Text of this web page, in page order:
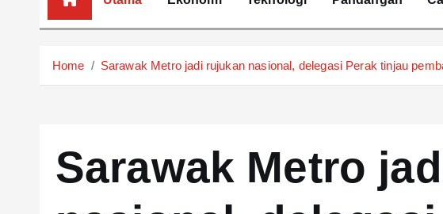
Home Sarawak Metro jadi rujukan nasional, delegasi Perak tinjau
Sarawak Metro